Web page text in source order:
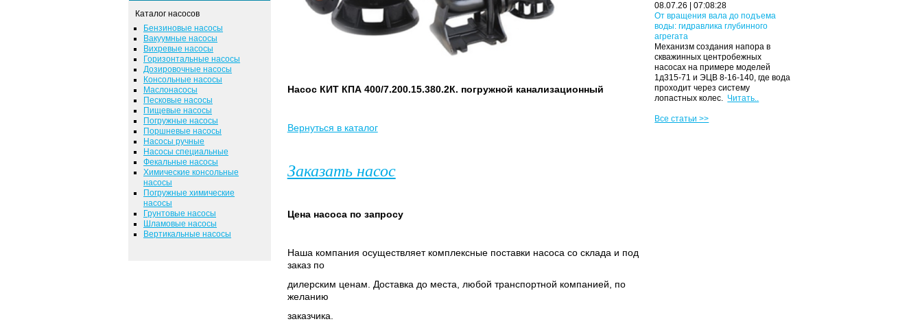
Каталог насосов
Бензиновые насосы
Вакуумные насосы
Вихревые насосы
Горизонтальные насосы
Дозировочные насосы
Консольные насосы
Маслонасосы
Песковые насосы
Пищевые насосы
Погружные насосы
Поршневые насосы
Насосы ручные
Насосы специальные
Фекальные насосы
Химические консольные
насосы
Погружные химические
насосы
Грунтовые насосы
Шламовые насосы
Вертикальные насосы
Насос КИТ КПА 400/7.200.15.380.2К. погружной канализационный
Вернуться в каталог
Заказать насос
Цена насоса по запросу
Наша компания осуществляет комплексные поставки насоса со склада и под
заказ по
дилерским ценам. Доставка до места, любой транспортной компанией, по
желанию
заказчика.
08.07.26 | 07:08:28
От вращения вала до подъема
воды: гидравлика глубинного
агрегата
Механизм создания напора в
скважинных центробежных
насосах на примере моделей
1д315-71 и ЭЦВ 8-16-140, где вода
проходит через систему
лопастных колес. Читать..
Все статьи >>